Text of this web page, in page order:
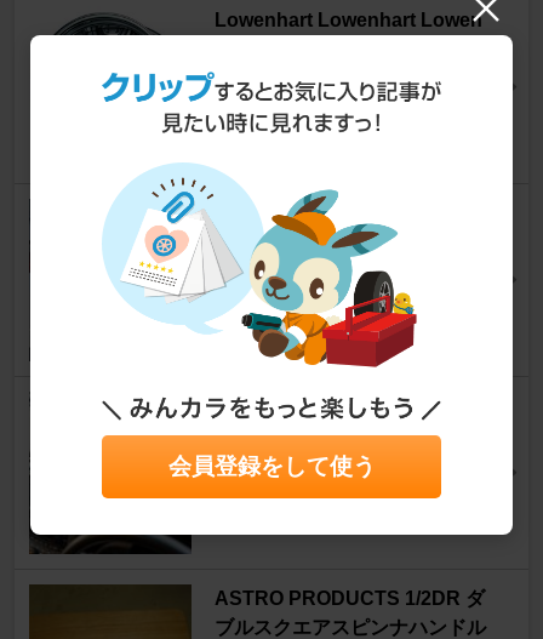
Lowenhart Lowenhart Lowen
アルファード [20系]
兄貴ぃ＠シーライさん
27
トヨタモデリスタ / MODELLIS
TA リヤスカート
アルファード [20系]
たかちこ。さん
10
MEW ナカマエ ダッシュボード
マット
アルファード [20系]
ASTRO PRODUCTS 1/2DR ダ
ブルスクエアスピンナハンドル
会員登録をして使う